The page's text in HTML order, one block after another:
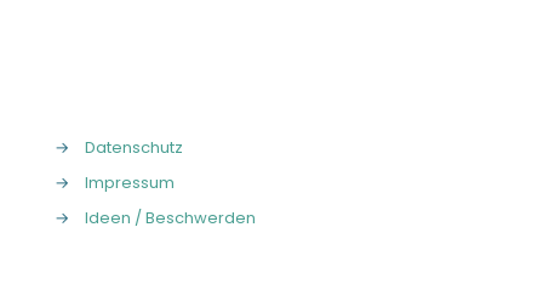
→
Datenschutz
→
Impressum
→
Ideen / Beschwerden